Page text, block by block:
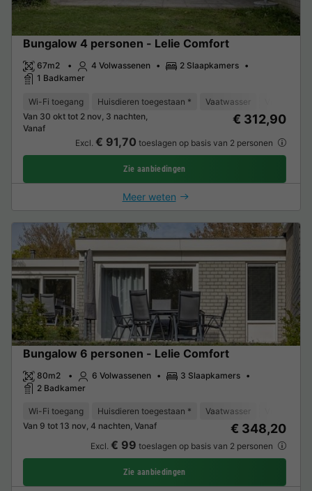
Bungalow 4 personen - Lelie Comfort
67m2 4 Volwassenen
2 Slaapkamers
1 Badkamer
Wi-Fi toegang Huisdieren toegestaan * Vaatwasser
Van 30 okt tot 2 nov, 3 nachten,
Vanaf
€ 312,90
Excl. € 91,70 toeslagen op basis van 2 personen
Zie aanbiedingen
Meer weten
Bungalow 6 personen - Lelie Comfort
80m2 6 Volwassenen
3 Slaapkamers
2 Badkamer
Wi-Fi toegang Huisdieren toegestaan * Vaatwasser
Van 9 tot 13 nov, 4 nachten, Vanaf
€ 348,20
Excl. € 99 toeslagen op basis van 2 personen
Zie aanbiedingen